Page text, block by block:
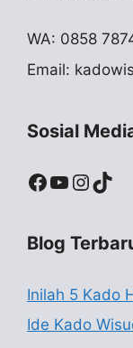
WA: 0858
Email:
Sosial
Facebook
YouTube
Blog
Inilah 5 Kado
Ide Kado